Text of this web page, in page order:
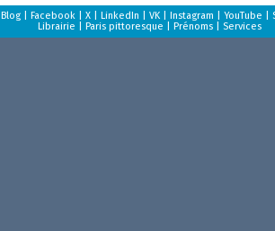
Blog| Facebook| X| LinkedIn VK| Instagram YouTube
Librairie
Paris pittoresque Prénoms| Services